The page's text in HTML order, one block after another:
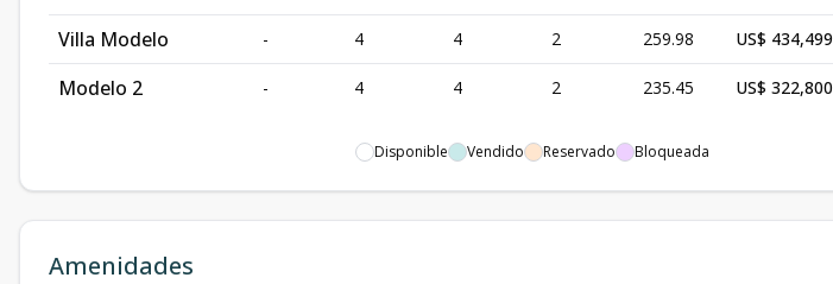
Villa Modelo - 4 4 2 259.98 US$ 434,499
Modelo 2 - 4 4 2 235.45 US$ 322,800
Disponible Vendido Reservado Bloqueada
Amenidades